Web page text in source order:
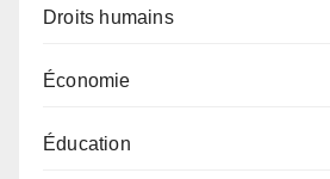
Droits humains
Économie
Éducation